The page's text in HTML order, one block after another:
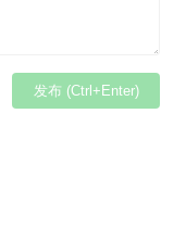
发布 (Ctrl+Enter)